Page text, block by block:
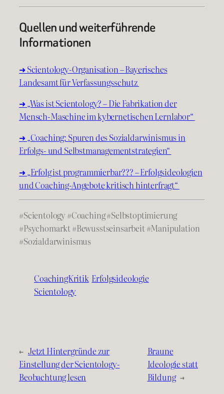
Quellen und weiterführende
Informationen
➜ Scientology-Organisation – Bayerisches
Landesamt für Verfassungsschutz
➜ „Was ist Scientology? – Die Fabrikation der
Mensch-Maschine im kybernetischen Lernlabor“
➜ „Coaching: Spuren des Sozialdarwinismus in
Erfolgs- und Selbstmanagementstrategien“
➜ „Erfolg ist programmierbar??? – Erfolgsideologien
und Coaching-Angebote kritisch hinterfragt“
#Scientology #Coaching #Selbstoptimierung
#Psychomarkt #Bewusstseinsarbeit #Manipulation
#Sozialdarwinismus
CoachingKritik Erfolgsideologie
Scientology
← Jetzt Hintergründe zur
Einstellung der Scientology-
Beobachtung lesen
Braune
Ideologie statt
Bildung →